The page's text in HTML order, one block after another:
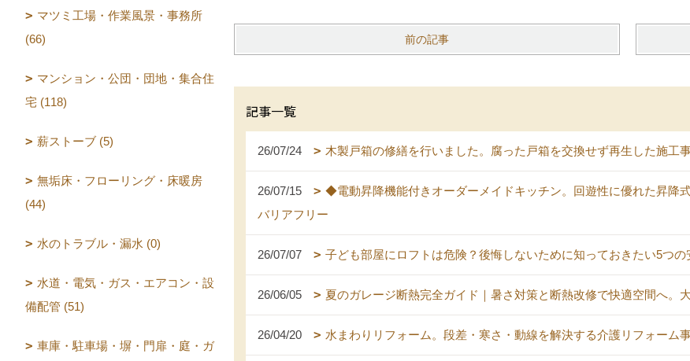
前の記事
記事一覧
26/07/24 木製戸箱の修繕を行いました。腐った戸箱を交換せず再生した施工
26/07/15
◆電動昇降機能付きオーダーメイドキッチン。回遊性に優れた昇降
バリアフリー
26/07/07 子ども部屋にロフトは危険？後悔しないために知っておきたい5つの
26/06/05 夏のガレージ断熱完全ガイド｜暑さ対策と断熱改修で快適空間へ。
26/04/20 水まわりリフォーム。段差・寒さ・動線を解決する介護リフォーム
マツミ工場・作業風景・事務所
(66)
マンション・公団・団地・集合住
宅 (118)
薪ストーブ (5)
無垢床・フローリング・床暖房
(44)
水のトラブル・漏水 (0)
水道・電気・ガス・エアコン・設
備配管 (51)
車庫・駐車場・塀・門扉・庭・ガ